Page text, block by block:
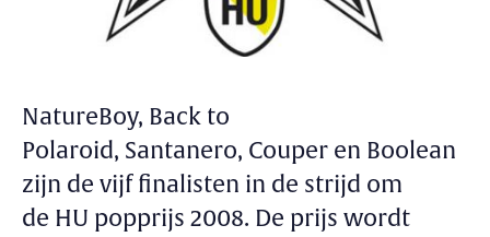
NatureBoy, Back to
Polaroid, Santanero, Couper en Boolean
zijn de vijf finalisten in de strijd om
de HU popprijs 2008. De prijs wordt